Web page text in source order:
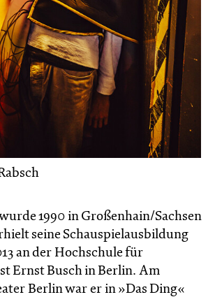
1990 in Großenhain/Sachsen
seine Schauspielausbildung
an der Hochschule für
Ernst Busch in Berlin. Am
Berlin war er in »Das Ding«